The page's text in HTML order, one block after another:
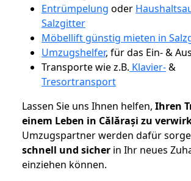
Entrümpelung oder
Salzgitter
Möbellift günstig mieten in
Umzugshelfer, für das Ein- &
Transporte wie z.B. Klavier-&
Tresortransport
Lassen Sie uns Ihnen helfen, Ihren
einem Leben in Călărași zu
Umzugspartner werden dafür
schnell und sicher in Ihr neues
einziehen können.